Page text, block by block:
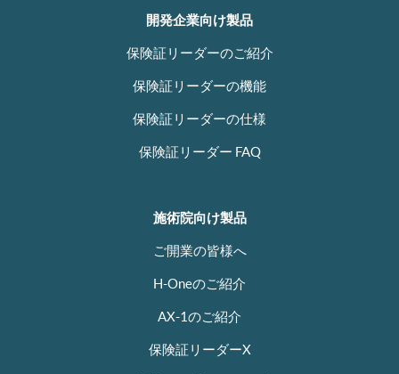
開発企業向け製品
保険証リーダーのご紹介
保険証リーダーの機能
保険証リーダーの仕様
保険証リーダー FAQ
施術院向け製品
ご開業の皆様へ
H-Oneのご紹介
AX-1のご紹介
保険証リーダーX